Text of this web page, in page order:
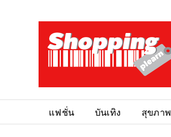
แฟชั่น บันเทิง สุขภาพ